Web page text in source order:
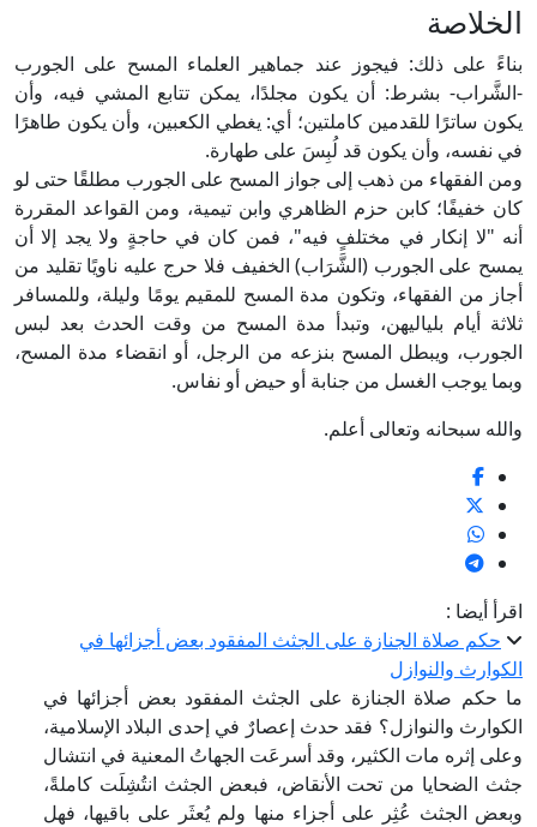
الخلاصة
بناءً على ذلك: فيجوز عند جماهير العلماء المسح على الجورب
-الشَّراب- بشرط: أن يكون مجلدًا، يمكن تتابع المشي فيه، وأن
يكون ساترًا للقدمين كاملتين؛ أي: يغطي الكعبين، وأن يكون طاهرًا
في نفسه، وأن يكون قد لُبِسَ على طهارة.
ومن الفقهاء من ذهب إلى جواز المسح على الجورب مطلقًا حتى لو
كان خفيفًا؛ كابن حزم الظاهري وابن تيمية، ومن القواعد المقررة
أنه "لا إنكار في مختلفٍ فيه"، فمن كان في حاجةٍ ولا يجد إلا أن
يمسح على الجورب (الشَّرَاب) الخفيف فلا حرج عليه ناويًا تقليد من
أجاز من الفقهاء، وتكون مدة المسح للمقيم يومًا وليلة، وللمسافر
ثلاثة أيام بلياليهن، وتبدأ مدة المسح من وقت الحدث بعد لبس
الجورب، ويبطل المسح بنزعه من الرجل، أو انقضاء مدة المسح،
وبما يوجب الغسل من جنابة أو حيض أو نفاس.
والله سبحانه وتعالى أعلم.
اقرأ أيضا :
حكم صلاة الجنازة على الجثث المفقود بعض أجزائها في
الكوارث والنوازل
ما حكم صلاة الجنازة على الجثث المفقود بعض أجزائها في
الكوارث والنوازل؟ فقد حدث إعصارٌ في إحدى البلاد الإسلامية،
وعلى إثره مات الكثير، وقد أسرعَت الجهاتُ المعنية في انتشال
جثث الضحايا من تحت الأنقاض، فبعض الجثث انتُشِلَت كاملةً،
وبعض الجثث عُثِر على أجزاء منها ولم يُعثَر على باقيها، فهل